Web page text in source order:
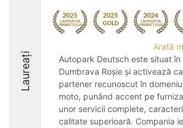
Laureați
Arată
Autopark Deutsch este situat în
Dumbrava Roșie și activează ca
partener recunoscut în
moto, punând accent pe
unor servicii complete,
calitate superioară. Compania